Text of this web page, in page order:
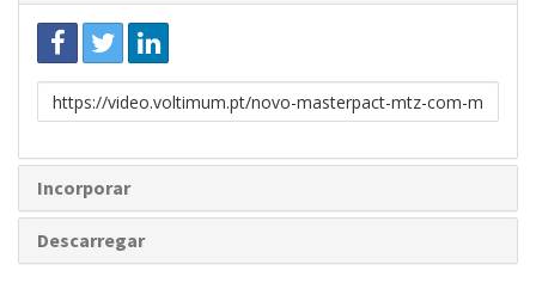
Link
para
Incorporar
Descarregar